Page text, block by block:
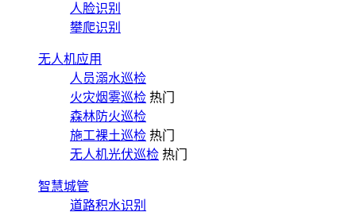
人脸识别
攀爬识别
无人机应用
人员溺水巡检
火灾烟雾巡检 热门
森林防火巡检
施工裸土巡检 热门
无人机光伏巡检 热门
智慧城管
道路积水识别